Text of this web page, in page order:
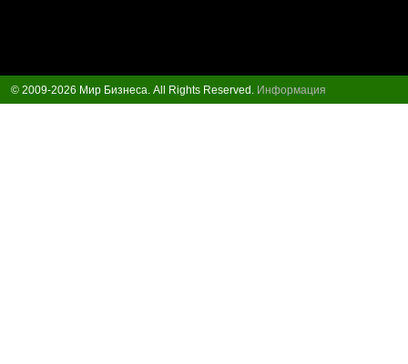
© 2009-2026 Мир Бизнеса. All Rights Reserved. Информация